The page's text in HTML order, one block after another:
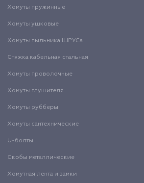
Хомуты пружинные
Хомуты ушковые
Хомуты пыльника ШРУСа
Стяжка кабельная стальная
Хомуты проволочные
Хомуты глушителя
Хомуты рубберы
Хомуты сантехнические
U-болты
Скобы металлические
Хомутная лента и замки